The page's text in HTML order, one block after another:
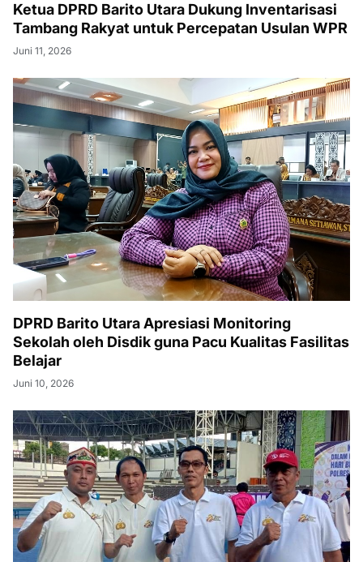
Ketua DPRD Barito Utara Dukung Inventarisasi
Tambang Rakyat untuk Percepatan Usulan WPR
Juni 11, 2026
DPRD Barito Utara Apresiasi Monitoring
Sekolah oleh Disdik guna Pacu Kualitas Fasilitas
Belajar
Juni 10, 2026